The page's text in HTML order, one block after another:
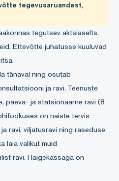
tegevusaruandest,
tegutsev aktsiaselts,
Ettevõtte juhatusse kuuluvad
tänaval ning osutab
ja ravi. Teenuste
päeva- ja statsionaarne ravi (8
on naiste tervis —
ravi, viljatusravi ning raseduse
laia valikut muid
ravi. Haigekassaga on
erialal.